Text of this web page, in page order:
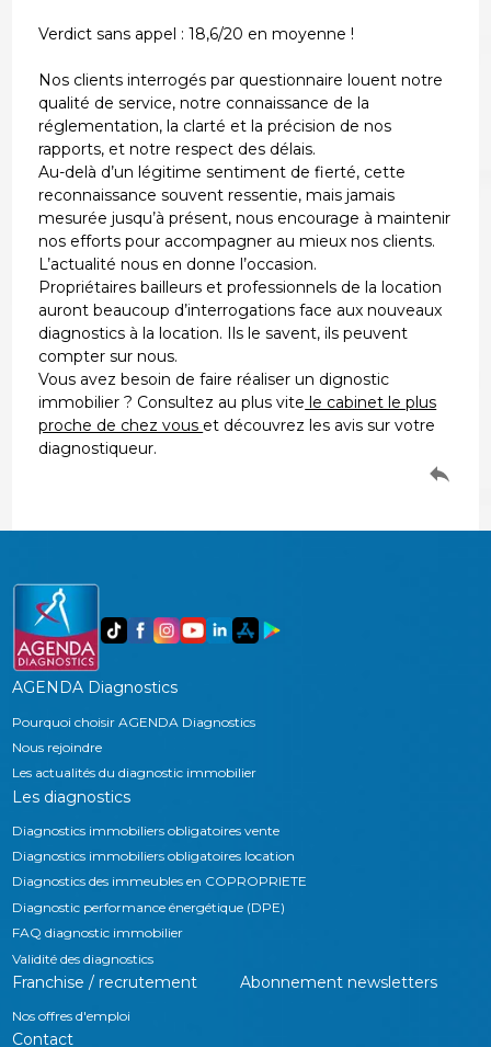
Verdict sans appel : 18,6/20 en moyenne !
Nos clients interrogés par questionnaire louent notre
qualité de service, notre connaissance de la
réglementation, la clarté et la précision de nos
rapports, et notre respect des délais.
Au-delà d’un légitime sentiment de fierté, cette
reconnaissance souvent ressentie, mais jamais
mesurée jusqu’à présent, nous encourage à maintenir
nos efforts pour accompagner au mieux nos clients.
L’actualité nous en donne l’occasion.
Propriétaires bailleurs et professionnels de la location
auront beaucoup d’interrogations face aux nouveaux
diagnostics à la location. Ils le savent, ils peuvent
compter sur nous.
Vous avez besoin de faire réaliser un dignostic
immobilier ? Consultez au plus vite le cabinet le plus
proche de chez vous et découvrez les avis sur votre
diagnostiqueur.
AGENDA Diagnostics
Pourquoi choisir AGENDA Diagnostics
Nous rejoindre
Les actualités du diagnostic immobilier
Les diagnostics
Diagnostics immobiliers obligatoires vente
Diagnostics immobiliers obligatoires location
Diagnostics des immeubles en COPROPRIETE
Diagnostic performance énergétique (DPE)
FAQ diagnostic immobilier
Validité des diagnostics
Franchise / recrutement
Nos offres d'emploi
Abonnement newsletters
Contact